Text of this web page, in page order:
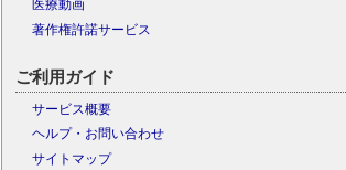
医療動画
著作権許諾サービス
ご利用ガイド
サービス概要
ヘルプ・お問い合わせ
サイトマップ